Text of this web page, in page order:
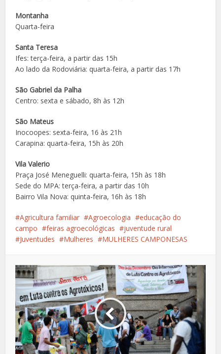
Montanha
Quarta-feira
Santa Teresa
Ifes: terça-feira, a partir das 15h
Ao lado da Rodoviária: quarta-feira, a partir das 17h
São Gabriel da Palha
Centro: sexta e sábado, 8h às 12h
São Mateus
Inocoopes: sexta-feira, 16 às 21h
Carapina: quarta-feira, 15h às 20h
Vila Valerio
Praça José Meneguelli: quarta-feira, 15h às 18h
Sede do MPA: terça-feira, a partir das 10h
Bairro Vila Nova: quinta-feira, 16h às 18h
Agricultura familiar Agroecologia
educação do
campo
feiras agroecológicas
juventude rural
Juventudes
Mulheres MULHERES CAMPONESAS